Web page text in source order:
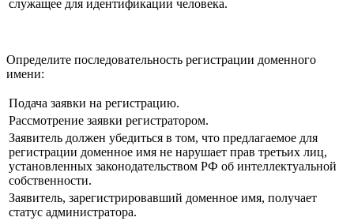
служащее для идентификации человека.
Определите последовательность регистрации доменного
имени:
Подача заявки на регистрацию.
Рассмотрение заявки регистратором.
Заявитель должен убедиться в том, что предлагаемое для
регистрации доменное имя не нарушает прав третьих лиц,
установленных законодательством РФ об интеллектуальной
собственности.
Заявитель, зарегистрировавший доменное имя, получает
статус администратора.